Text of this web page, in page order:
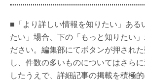
■「より詳しい情報を知りたい」ある
たい」場合、下の「もっと知りたい
ださい。編集部にてボタンが押され
し、件数の多いものについてはさら
したうえで、詳細記事の掲載を積極的